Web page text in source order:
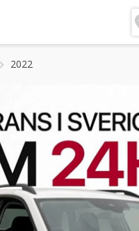
2022